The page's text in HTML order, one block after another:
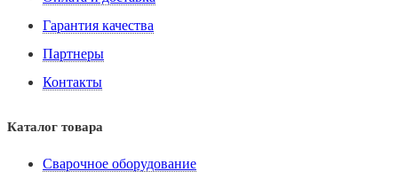
Гарантия качества
Партнеры
Контакты
Каталог товара
Сварочное оборудование